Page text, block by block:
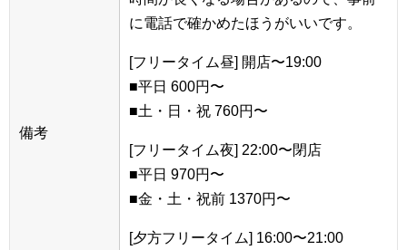
備考
に電話で確かめたほうがいいです。
[フリータイム昼] 開店〜19:00
■平日 600円〜
■土・日・祝 760円〜
[フリータイム夜] 22:00〜閉店
■平日 970円〜
■金・土・祝前 1370円〜
[夕方フリータイム] 16:00〜21:00